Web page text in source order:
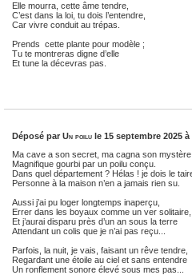
Elle mourra, cette âme tendre,
C’est dans la loi, tu dois l’entendre,
Car vivre conduit au trépas.
Prends cette plante pour modèle ;
Tu te montreras digne d’elle
Et tune la décevras pas.
Déposé par Un poilu le 15 septembre 2025 à
Ma cave a son secret, ma cagna son mystère,
Magnifique gourbi par un poilu conçu.
Dans quel département ? Hélas ! je dois le
Personne à la maison n’en a jamais rien su.
Aussi j’ai pu loger longtemps inaperçu,
Errer dans les boyaux comme un ver solitaire,
Et j’aurai disparu près d’un an sous la terre
Attendant un colis que je n’ai pas reçu...
Parfois, la nuit, je vais, faisant un rêve tendre,
Regardant une étoile au ciel et sans entendre
Un ronflement sonore élevé sous mes pas...